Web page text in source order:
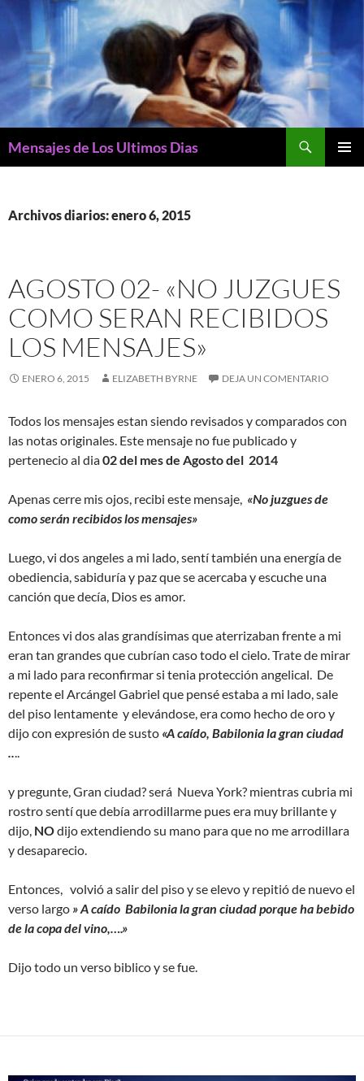
Mensajes de Los Ultimos Dias
Archivos diarios: enero 6, 2015
AGOSTO 02- «NO JUZGUES
COMO SERAN RECIBIDOS
LOS MENSAJES»
ENERO 6, 2015 ELIZABETH BYRNE DEJA UN COMENTARIO
Todos los mensajes estan siendo revisados y comparados con
las notas originales. Este mensaje no fue publicado y
pertenecio al dia02 del mes de Agosto del 2014
Apenas cerre mis ojos, recibi este mensaje, «No juzgues de
como serán recibidos los mensajes»
Luego, vi dos angeles a mi lado, sentí también una energía de
obediencia, sabiduría y paz que se acercaba y escuche una
canción que decía, Dios es amor.
Entonces vi dos alas grandísimas que aterrizaban frente a mi
eran tan grandes que cubrían caso todo el cielo. Trate de mirar
a mi lado para reconfirmar si tenia protección angelical. De
repente el Arcángel Gabriel que pensé estaba a mi lado, sale
del piso lentamente y elevándose, era como hecho de oro y
dijo con expresión de susto «A caído, Babilonia la gran ciudad
y pregunte, Gran ciudad? será Nueva York? mientras cubria mi
rostro sentí que debía arrodillarme pues era muy brillante y
dijo, NOdijo extendiendo su mano para que no me arrodillara
y desaparecio.
Entonces, volvió a salir del piso y se elevo y repitió de nuevo el
verso largo » A caído Babilonia la gran ciudad porque ha bebido
de la copa del vino,….»
Dijo todo un verso biblico y se fue.